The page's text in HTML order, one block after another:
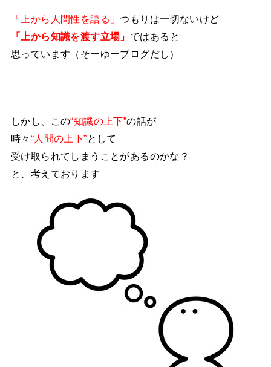
「上から人間性を語る」つもりは一切ないけど
「上から知識を渡す立場」 ではあると
思っています（そーゆーブログだし）
しかし、この“知識の上下”の話が
時々 “人間の上下”として
受け取られてしまうことがあるのかな？
と、考えております